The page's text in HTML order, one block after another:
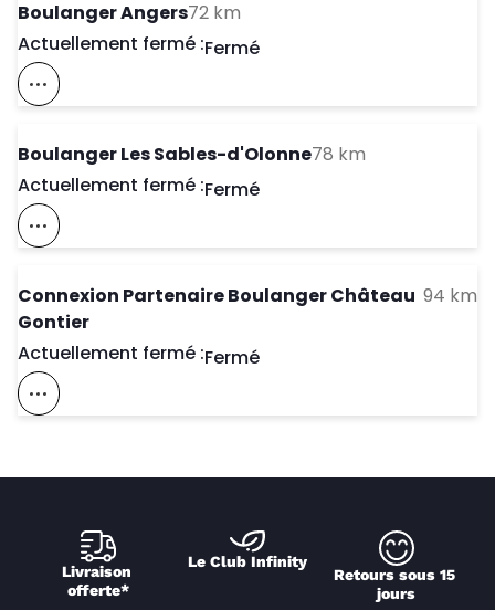
Boulanger Angers72 km
Actuellement fermé :Day of the Week
Fermé
Voir Ce Magasin Sur La Carte
Boulanger Les Sables-d'Olonne78 km
Actuellement fermé :Day of the Week
Fermé
Voir Ce Magasin Sur La Carte
Connexion Partenaire Boulanger Château
Gontier
94 km
Actuellement fermé :Day of the Week
Fermé
Voir Ce Magasin Sur La Carte
Livraison
offerte*
Le Club Infinity
Retours sous 15
jours